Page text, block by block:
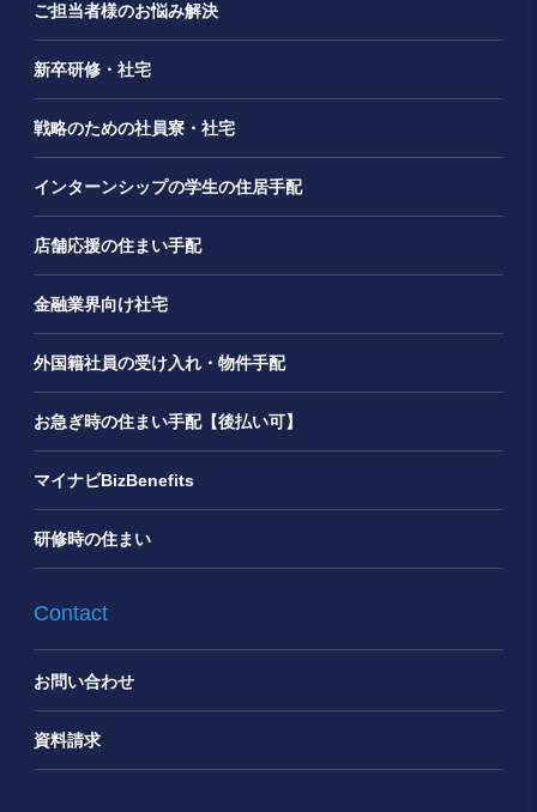
ご担当者様のお悩み解決
新卒研修・社宅
戦略のための社員寮・社宅
インターンシップの学生の住居手配
店舗応援の住まい手配
金融業界向け社宅
外国籍社員の受け入れ・物件手配
お急ぎ時の住まい手配【後払い可】
マイナビBizBenefits
研修時の住まい
Contact
お問い合わせ
資料請求